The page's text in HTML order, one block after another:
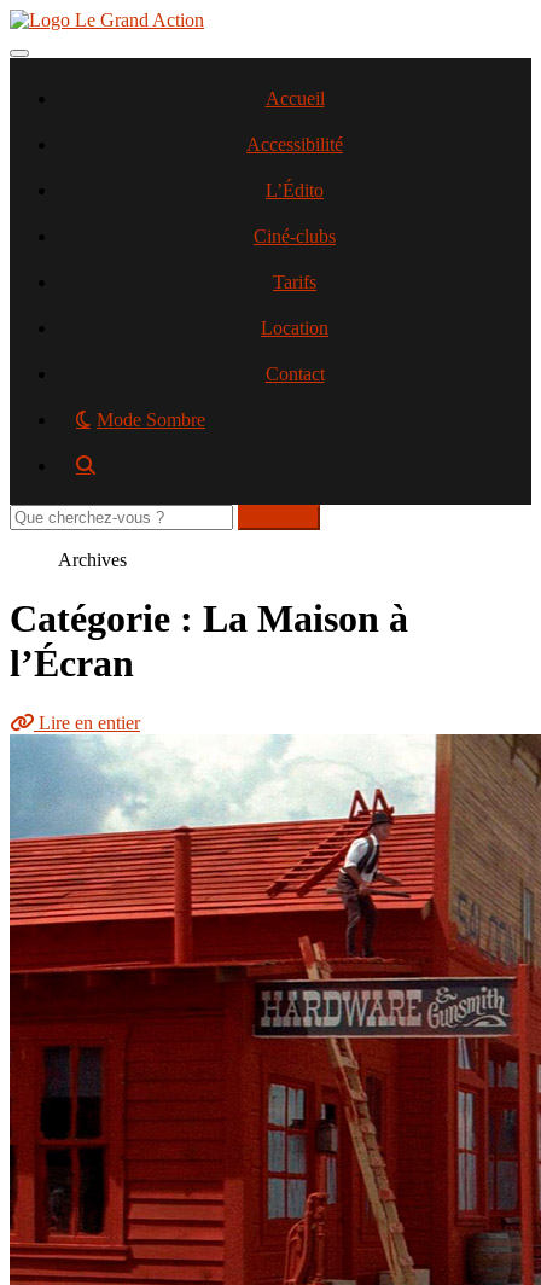
Aller
contenu
Toggle navigation
Accueil
Accessibilité
L’Édito
Ciné-clubs
Tarifs
Location
Contact
Mode Sombre
Rechercher
sur
Archives
Catégorie : La Maison à
l’Écran
Lire en entier